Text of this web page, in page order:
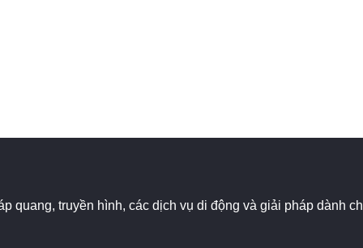
quang, truyền hình, các dịch vụ di động và giải pháp dành